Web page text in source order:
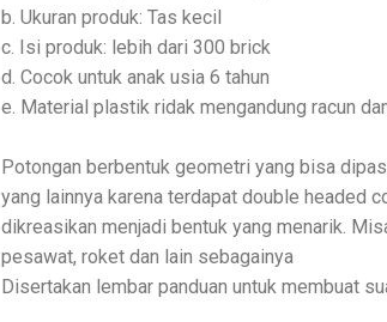
b. Ukuran produk: Tas kecil
c. Isi produk: lebih dari 300 brick
d. Cocok untuk anak usia 6 tahun
e. Material plastik ridak mengandung racun
Potongan berbentuk geometri yang bisa
yang lainnya karena terdapat double headed
dikreasikan menjadi bentuk yang menarik.
pesawat, roket dan lain sebagainya
Disertakan lembar panduan untuk membuat